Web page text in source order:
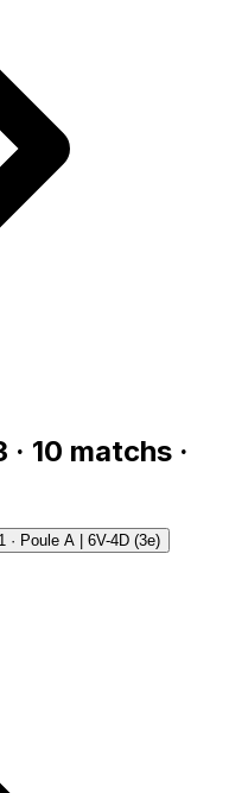
· 10 matchs ·
· Poule A | 6V-4D (3e)